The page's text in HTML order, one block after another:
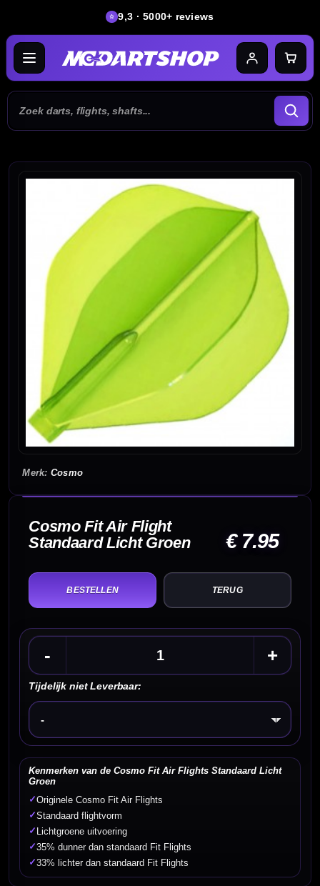
9,3 · 5000+ reviews
Cosmo
Cosmo Fit Air Flight
Standaard Licht Groen
€ 7.95
TERUG
- +
Tijdelijk niet Leverbaar:
Kies een optie
Kenmerken van de Cosmo Fit Air Flights Standaard Licht
Groen
✓Originele Cosmo Fit Air Flights
✓Standaard flightvorm
✓ Lichtgroene uitvoering
✓35% dunner dan standaard Fit Flights
✓33% lichter dan standaard Fit Flights